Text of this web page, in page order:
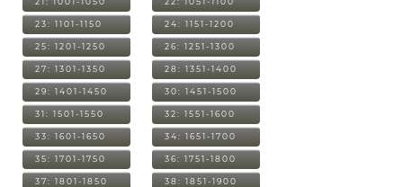
23: 1101-1150 24: 1151-1200
25: 1201-1250 26: 1251-1300
27: 1301-1350 28: 1351-1400
29: 1401-1450 30: 1451-1500
31: 1501-1550 32: 1551-1600
33: 1601-1650 34: 1651-1700
35: 1701-1750 36: 1751-1800
37: 1801-1850 38: 1851-1900